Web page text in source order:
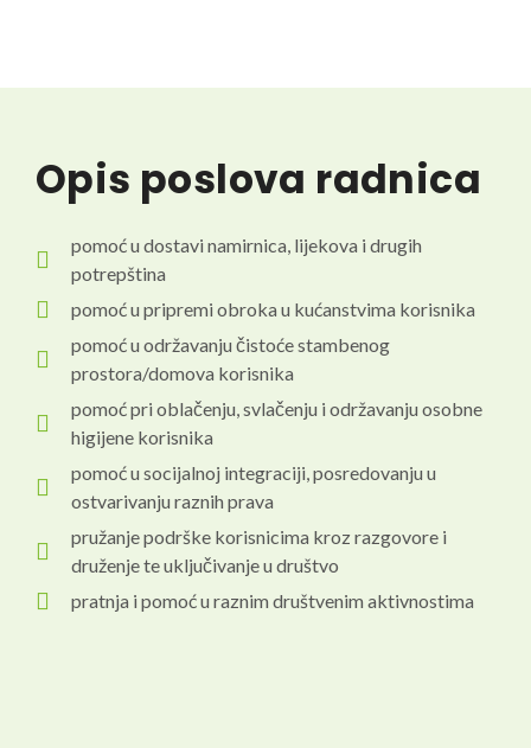
Opis poslova radnica
pomoć u dostavi namirnica, lijekova i drugih
potrepština
pomoć u pripremi obroka u kućanstvima korisnika
pomoć u održavanju čistoće stambenog
prostora/domova korisnika
pomoć pri oblačenju, svlačenju i održavanju osobne
higijene korisnika
pomoć u socijalnoj integraciji, posredovanju u
ostvarivanju raznih prava
pružanje podrške korisnicima kroz razgovore i
druženje te uključivanje u društvo
pratnja i pomoć u raznim društvenim aktivnostima